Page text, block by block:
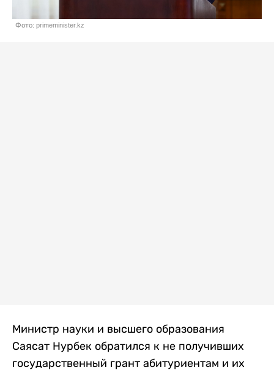
Фото: primeminister.kz
Министр науки и высшего образования
Саясат Нурбек обратился к не получивших
государственный грант абитуриентам и их